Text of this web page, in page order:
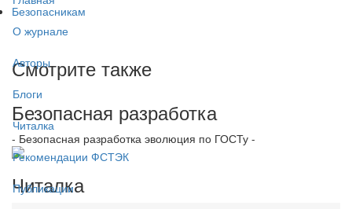
О журнале
Авторы
Блоги
Читалка
Рекомендации ФСТЭК
Публикации
Безопасникам
Смотрите также
Безопасная разработка
- Безопасная разработка эволюция по ГОСТу -
Читалка